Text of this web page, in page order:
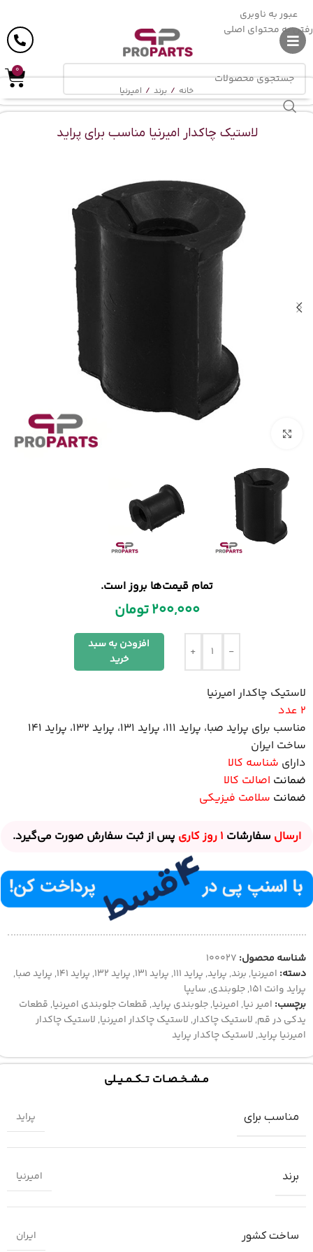
عبور به ناوبری
رفتن به محتوای اصلی
ارسال رایگان
0
خانه/برند/امیرنیا
لاستیک چاکدار امیرنیا مناسب برای پراید
تمام قیمت‌ها بروز است.
200,000تومان
-
+
افزودن به سبد
خرید
لاستیک چاکدار امیرنیا
2 عدد
مناسب برای پراید صبا، پراید 111، پراید 131، پراید 132، پراید 141
ساخت ایران
دارای شناسه کالا
ضمانت اصالت کالا
ضمانت سلامت فیزیکی
ارسال سفارشات 1 روز کاری پس از ثبت سفارش صورت می‌گیرد.
شناسه محصول: 100027
دسته: امیرنیا, برند, پراید, پراید ۱۱۱ , پراید ۱۳۱ , پراید ۱۳۲ , پراید ۱۴۱ , پراید صبا,
پراید وانت 151
,جلوبندی, سایپا
برچسب: امیر نیا, امیرنیا,جلوبندی پراید, قطعات جلوبندی امیرنیا, قطعات
یدکی در قم, لاستیک چاکدار, لاستیک چاکدار امیرنیا, لاستیک چاکدار
امیرنیا پراید, لاستیک چاکدار پراید
مــشــخــصــات تــکــمــیــلی
مناسب برای پراید
برند امیرنیا
ساخت کشور ایران